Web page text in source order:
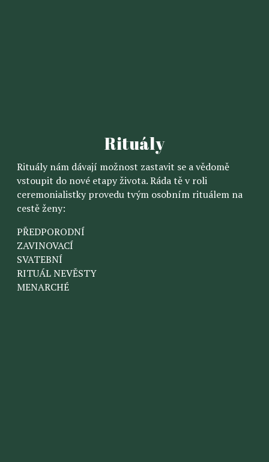
Rituály
Rituály nám dávají možnost zastavit se a vědomě
vstoupit do nové etapy života. Ráda tě v roli
ceremonialistky provedu tvým osobním rituálem na
cestě ženy:
PŘEDPORODNÍ
ZAVINOVACÍ
SVATEBNÍ
RITUÁL NEVĚSTY
MENARCHÉ